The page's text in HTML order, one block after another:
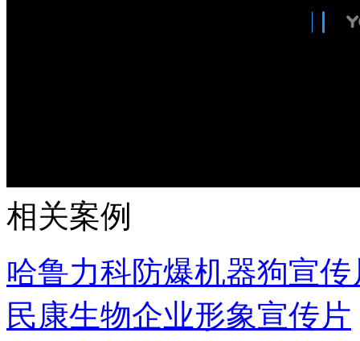
相关案例
哈鲁力科防爆机器狗宣传
民康生物企业形象宣传片